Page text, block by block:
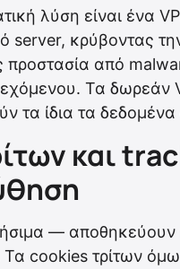
λύση είναι ένα
server, κρύβοντας
προστασία από
Τα
τα ίδια τα δεδομένα
και
— αποθηκεύουν
Τα cookies τρίτων